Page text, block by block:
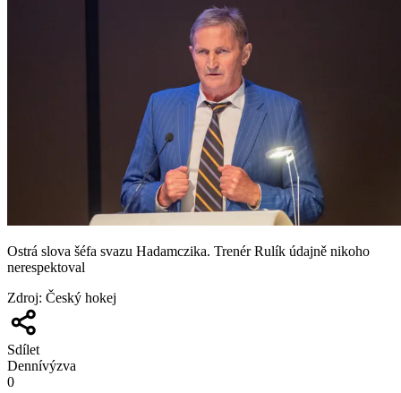
Ostrá slova šéfa svazu Hadamczika. Trenér Rulík údajně nikoho
nerespektoval
Zdroj: Český hokej
Sdílet
Dennívýzva
0